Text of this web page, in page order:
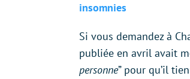
insomnies
Si vous demandez à
publiée en avril avait
personne” pour qu’il